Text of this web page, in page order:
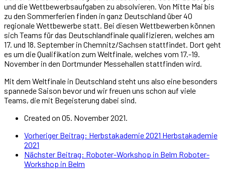
und die Wettbewerbsaufgaben zu absolvieren. Von Mitte Mai bis
zu den Sommerferien finden in ganz Deutschland über 40
regionale Wettbewerbe statt. Bei diesen Wettbewerben können
sich Teams für das Deutschlandfinale qualifizieren, welches am
17. und 18. September in Chemnitz/Sachsen stattfindet. Dort geht
es um die Qualifikation zum Weltfinale, welches vom 17.-19.
November in den Dortmunder Messehallen stattfinden wird.
Mit dem Weltfinale in Deutschland steht uns also eine besonders
spannede Saison bevor und wir freuen uns schon auf viele
Teams, die mit Begeisterung dabei sind.
Created on 05. November 2021.
Vorheriger Beitrag: Herbstakademie 2021 Herbstakademie
2021
Nächster Beitrag: Roboter-Workshop in Belm Roboter-
Workshop in Belm